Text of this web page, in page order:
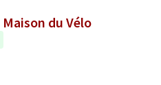
du Vélo